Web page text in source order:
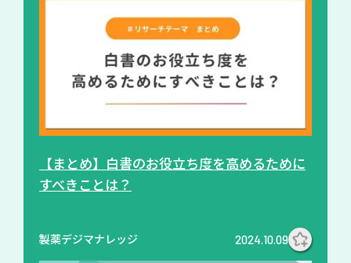
【まとめ】白書のお役立ち度を高めるために
すべきことは？
製薬デジマナレッジ 2024.10.09